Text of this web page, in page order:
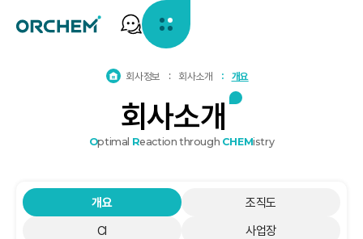
회사소개
Optimal Reaction through CHEMistry
홈
로
가
기
회사정보 회사소개 개요
개요
조직도
CI
사업장